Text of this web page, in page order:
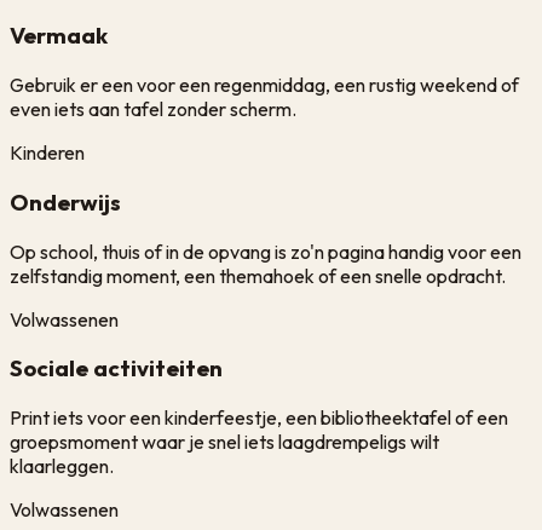
Vermaak
Gebruik er een voor een regenmiddag, een rustig weekend of
even iets aan tafel zonder scherm.
Kinderen
Onderwijs
Op school, thuis of in de opvang is zo'n pagina handig voor een
zelfstandig moment, een themahoek of een snelle opdracht.
Volwassenen
Sociale activiteiten
Print iets voor een kinderfeestje, een bibliotheektafel of een
groepsmoment waar je snel iets laagdrempeligs wilt
klaarleggen.
Volwassenen